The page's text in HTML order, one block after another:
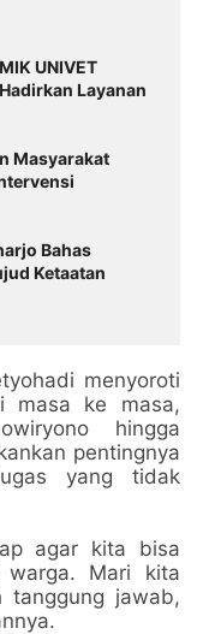
UNIVET
Layanan
Masyarakat
Bahas
Ketaatan
menyoroti
masa ke masa,
hingga
pentingnya
yang tidak
agar kita bisa
warga. Mari kita
tanggung jawab,